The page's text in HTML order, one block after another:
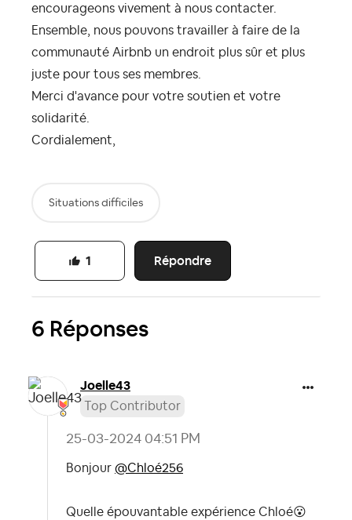
encourageons vivement à nous contacter.
Ensemble, nous pouvons travailler à faire de la
communauté Airbnb un endroit plus sûr et plus
juste pour tous ses membres.
Merci d'avance pour votre soutien et votre
solidarité.
Cordialement,
Situations difficiles
Répondre
1
6 Réponses
Joelle43
Top Contributor
‎25-03-2024 04:51 PM
Bonjour @Chloé256
Quelle épouvantable expérience Chloé😮